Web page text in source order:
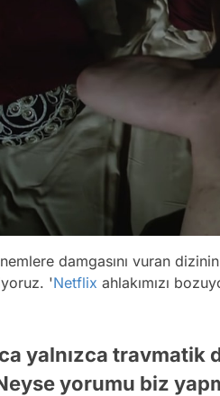
damgasını vuran
'Netflix ahlakımızı
yalnızca travmatik
yorumu biz